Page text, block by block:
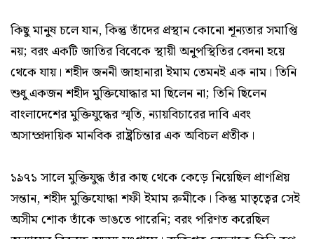
কিছু মানুষ চলে যান, কিন্তু তাঁদের প্রস্থান কোনো শূন্যতার সমাপ্তি
নয়; বরং একটি জাতির বিবেকে স্থায়ী অনুপস্থিতির বেদনা হয়ে
থেকে যায়। শহীদ জননী জাহানারা ইমাম তেমনই এক নাম। তিনি
শুধু একজন শহীদ মুক্তিযোদ্ধার মা ছিলেন না; তিনি ছিলেন
বাংলাদেশের মুক্তিযুদ্ধের স্মৃতি, ন্যায়বিচারের দাবি এবং
অসাম্প্রদায়িক মানবিক রাষ্ট্রচিন্তার এক অবিচল প্রতীক।
১৯৭১ সালে মুক্তিযুদ্ধ তাঁর কাছ থেকে কেড়ে নিয়েছিল প্রাণপ্রিয়
সন্তান, শহীদ মুক্তিযোদ্ধা শফী ইমাম রুমীকে। কিন্তু মাতৃত্বের সেই
অসীম শোক তাঁকে ভাঙতে পারেনি; বরং পরিণত করেছিল